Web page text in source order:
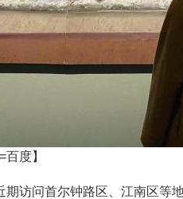
度】
访问首尔钟路区、江南区等